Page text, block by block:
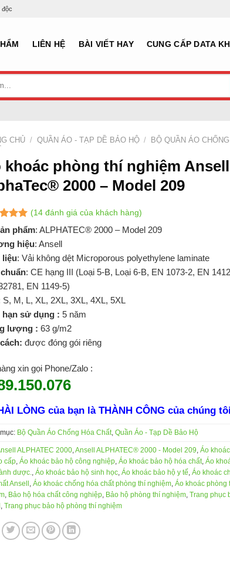
độc
LIÊN HỆ BÀI VIẾT HAY CUNG CẤP DATA
CHỦ / QUẦN ÁO - TẠP DỀ BẢO HỘ /
BỘ QUẦN ÁO
khoác phòng thí nghiệm Ansell
2000 – Model 209
5
giá
(14đánh giá của khách hàng)
phẩm: ALPHATEC® 2000 – Model 209
hiệu: Ansell
liệu: Vải không dệt Microporous polyethylene laminate
: CE hạng III (Loại 5-B, Loại 6-B, EN 1073-2, EN
EN 1149-5)
S, M, L, XL, 2XL, 3XL, 4XL, 5XL
sử dụng : 5 năm
lượng : 63 g/m2
được đóng gói riêng
xin gọi Phone/Zalo :
LÒNG của bạn là THÀNH CÔNG của chúng tôi
Bộ Quần Áo Chống Hóa Chất, Quần Áo - Tạp Dề Bảo Hộ
ALPHATEC 2000, Ansell ALPHATEC® 2000 - Model 209 Áo
cấp, Áo khoác bảo hộ công nghiệp, Áo khoác bảo hộ hóa chất, Áo
dược.
Áo khoác bảo hộ sinh học, Áo khoác bảo hộ y tế Áo khoác
Ansell Áo khoác chống hóa chất phòng thí nghiệm, Áo khoác phòng
, Bảo hộ hóa chất công nghiệp, Bảo hộ phòng thí nghiệm, Trang phục
Trang phục bảo hộ phòng thí nghiệm